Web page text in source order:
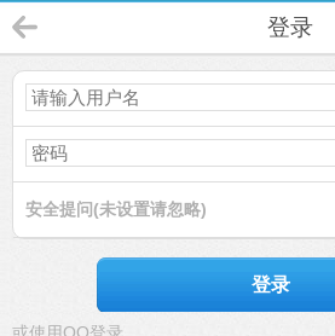
登录
安全提问(未设置请忽略)
登录